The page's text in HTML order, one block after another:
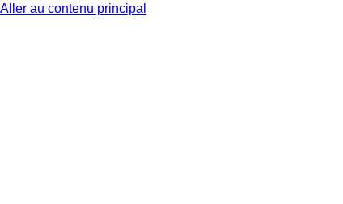
Aller au contenu principal